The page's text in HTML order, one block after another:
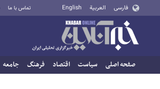
فارسی العربية English تماس با ما
صفحه اصلی سیاست اقتصاد فرهنگ جامعه